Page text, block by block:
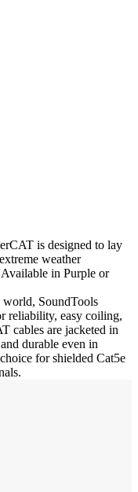
is designed to lay
weather
in Purple or
SoundTools
reliability, easy coiling,
cables are jacketed in
durable even in
for shielded Cat5e